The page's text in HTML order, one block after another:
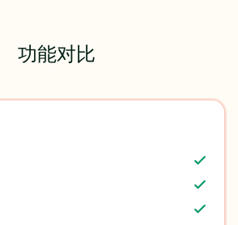
功能对比